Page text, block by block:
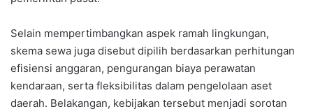
Selain mempertimbangkan aspek ramah lingkungan,
skema sewa juga disebut dipilih berdasarkan perhitungan
efisiensi anggaran, pengurangan biaya perawatan
kendaraan, serta fleksibilitas dalam pengelolaan aset
daerah. Belakangan, kebijakan tersebut menjadi sorotan